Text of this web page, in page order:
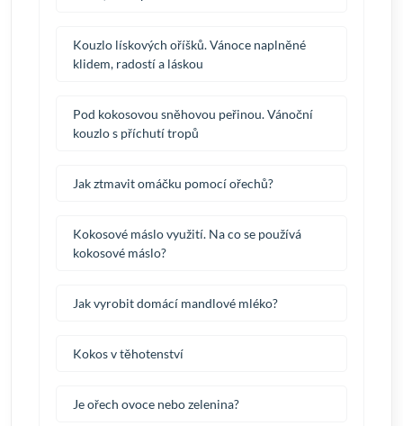
Kouzlo lískových oříšků. Vánoce naplněné
klidem, radostí a láskou
Pod kokosovou sněhovou peřinou. Vánoční
kouzlo s příchutí tropů
Jak ztmavit omáčku pomocí ořechů?
Kokosové máslo využití. Na co se používá
kokosové máslo?
Jak vyrobit domácí mandlové mléko?
Kokos v těhotenství
Je ořech ovoce nebo zelenina?